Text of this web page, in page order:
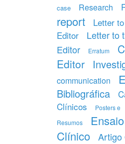
case
Research
report
Letter
Editor
Letter to
Editor
Erratum
Editor
communication
Bibliográfica
Clínicos
Posters e
Resumos
Ensaio
Clínico
Artigo